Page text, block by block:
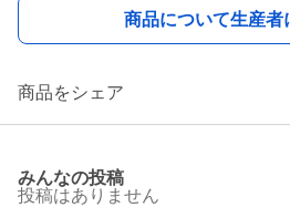
商品について生産者
商品をシェア
みんなの投稿
投稿はありません